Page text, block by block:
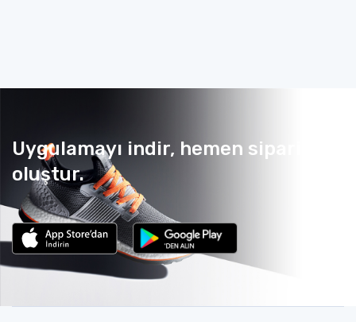
Uygulamayı indir, hemen sipariş
oluştur.